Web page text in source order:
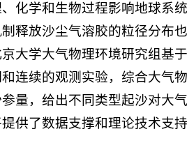
化学和生物过程影响地球系
释放沙尘气溶胶的粒径分布
大学大气物理环境研究组基
连续的观测实验，综合大气
量，给出不同类型起沙对大
供了数据支撑和理论技术支持